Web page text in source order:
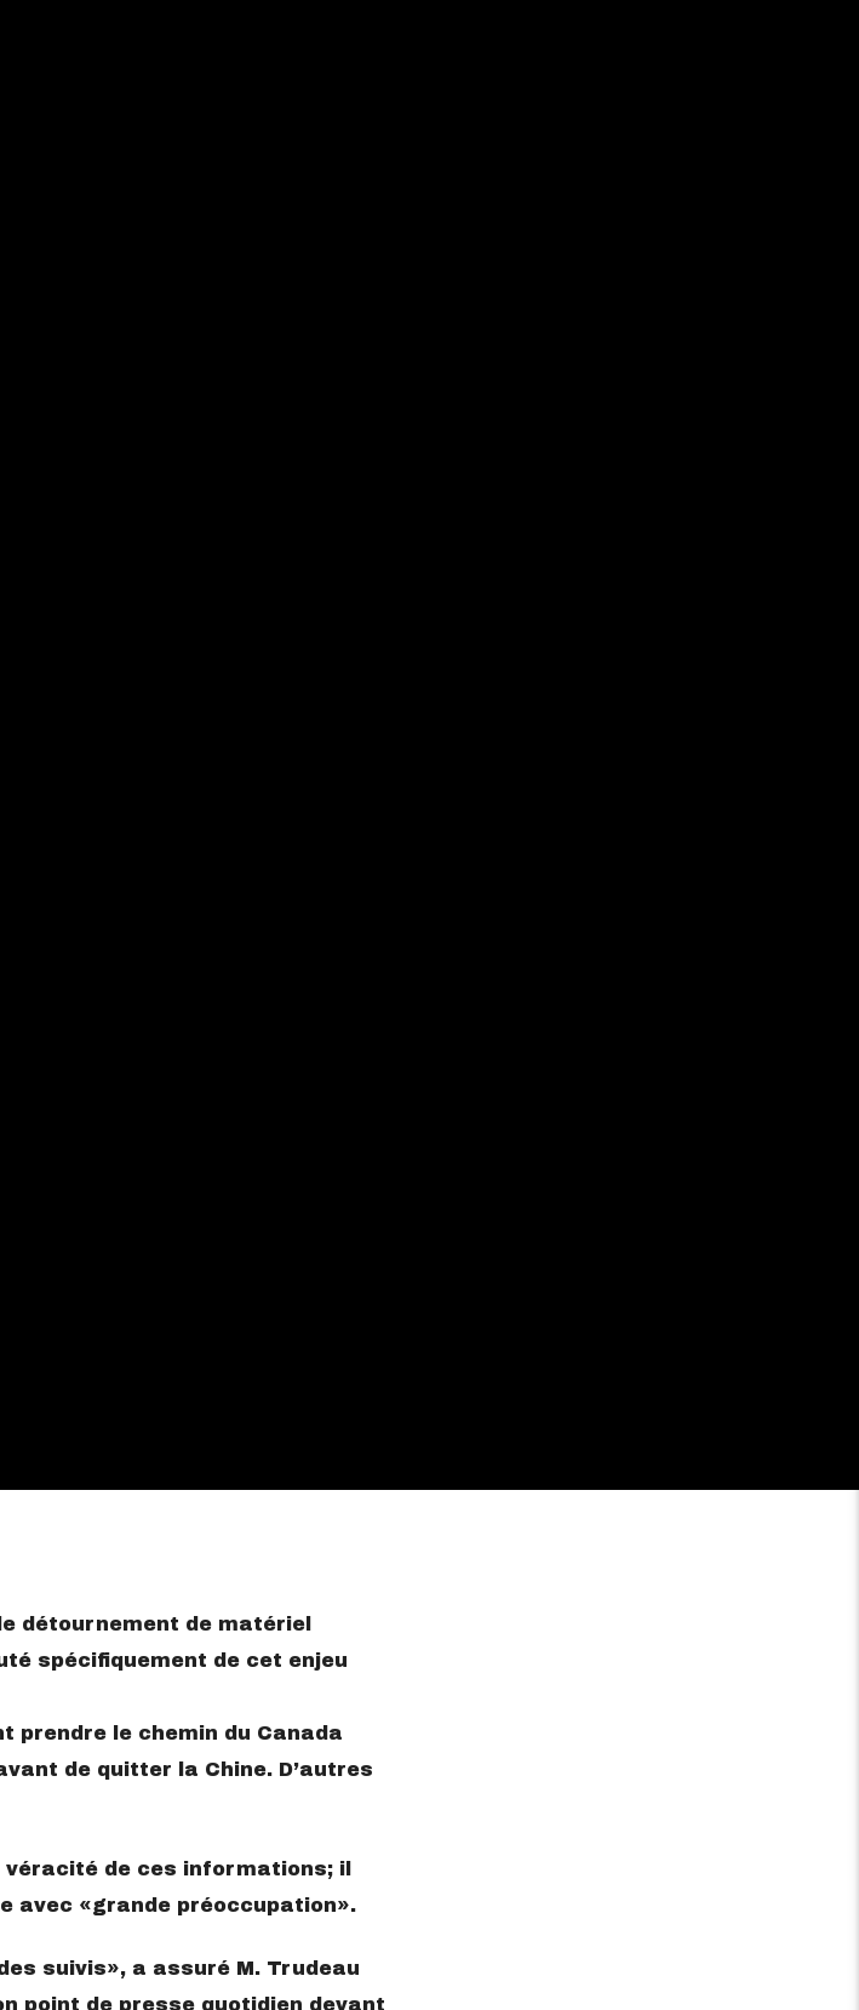
détournement de matériel
spécifiquement de cet enjeu
prendre le chemin du Canada
de quitter la Chine. D’autres
de ces informations; il
avec
grande préoccupation .
suivis
, a assuré M. Trudeau
point de presse quotidien devant